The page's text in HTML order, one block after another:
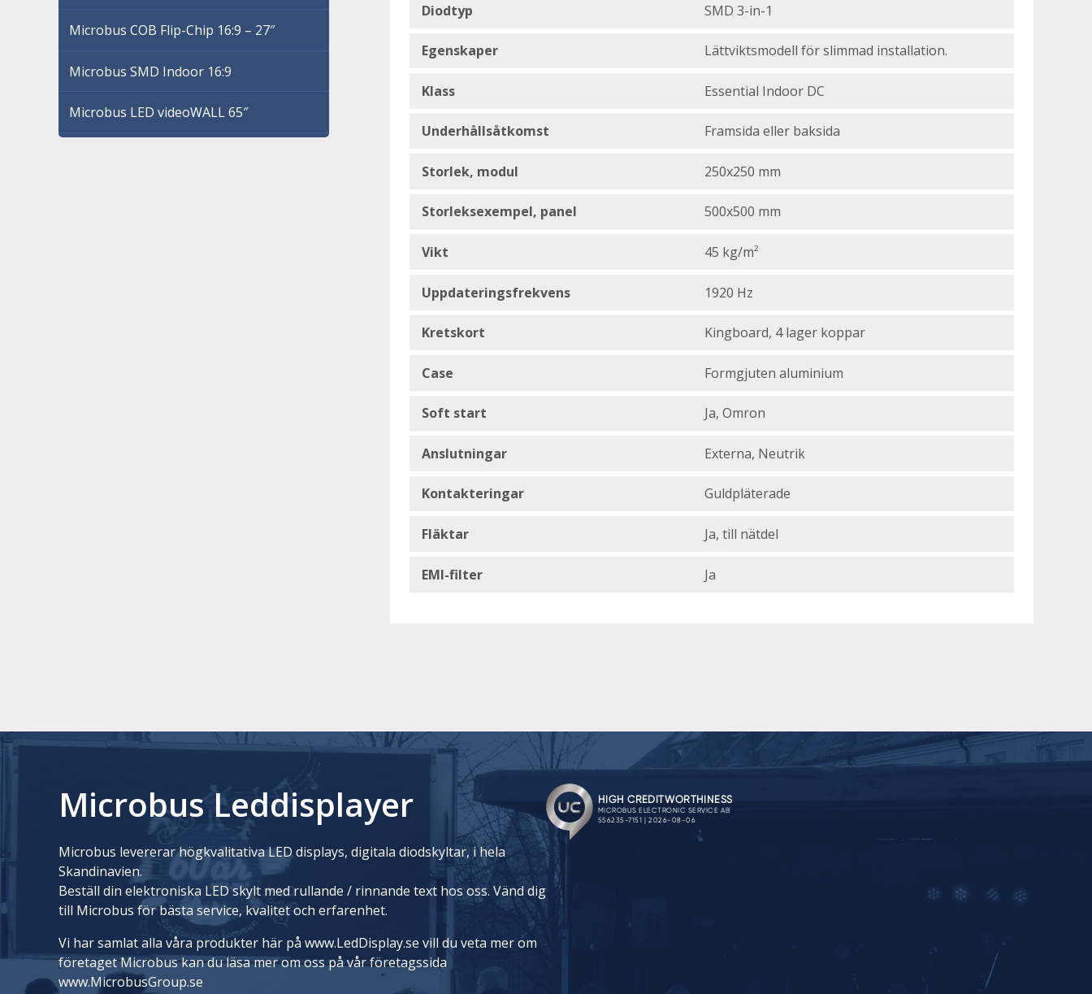
Diodtyp SMD 3-in-1
Egenskaper Lättviktsmodell för slimmad installation.
Klass Essential Indoor DC
Underhållsåtkomst Framsida eller baksida
Storlek, modul 250x250 mm
Storleksexempel, panel 500x500 mm
Vikt 45 kg/m²
Uppdateringsfrekvens 1920 Hz
Kretskort Kingboard, 4 lager koppar
Case Formgjuten aluminium
Soft start Ja, Omron
Anslutningar Externa, Neutrik
Kontakteringar Guldpläterade
Fläktar Ja, till nätdel
EMI-filter Ja
Microbus COB Flip-Chip 16:9 – 27″
Microbus SMD Indoor 16:9
Microbus LED videoWALL 65″
Microbus Leddisplayer
Microbus levererar högkvalitativa LED displays, digitala diodskyltar, i hela
Skandinavien.
Beställ din elektroniska LED skylt med rullande / rinnande text hos oss. Vänd dig
till Microbus för bästa service, kvalitet och erfarenhet.
Vi har samlat alla våra produkter här på www.LedDisplay.se vill du veta mer om
företaget Microbus kan du läsa mer om oss på vår företagssida
www.MicrobusGroup.se